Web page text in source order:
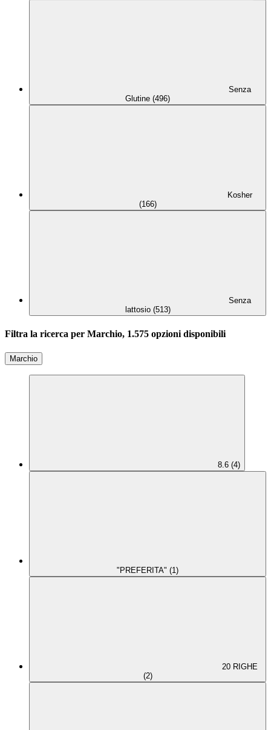
Senza
Glutine (496)
Kosher
(166)
Senza
lattosio (513)
Filtra la ricerca per Marchio, 1.575 opzioni disponibili
Marchio
8.6 (4)
"PREFERITA" (1)
20 RIGHE
(2)